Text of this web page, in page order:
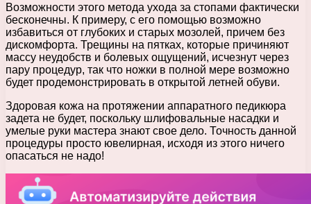
Возможности этого метода ухода за стопами фактически
бесконечны. К примеру, с его помощью возможно
избавиться от глубоких и старых мозолей, причем без
дискомфорта. Трещины на пятках, которые причиняют
массу неудобств и болевых ощущений, исчезнут через
пару процедур, так что ножки в полной мере возможно
будет продемонстрировать в открытой летней обуви.
Здоровая кожа на протяжении аппаратного педикюра
задета не будет, поскольку шлифовальные насадки и
умелые руки мастера знают свое дело. Точность данной
процедуры просто ювелирная, исходя из этого ничего
опасаться не надо!